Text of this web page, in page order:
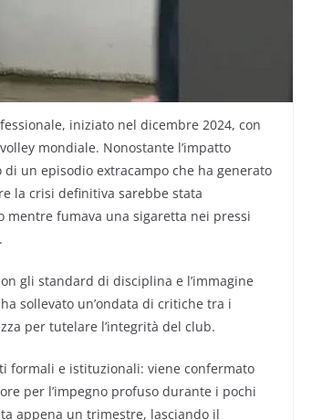
iniziato nel dicembre 2024, con
mondiale. Nonostante l’impatto
un episodio extracampo che ha generato
la crisi definitiva sarebbe stata
mentre fumava una sigaretta nei pressi
gli standard di disciplina e l’immagine
sollevato un’ondata di critiche tra i
per tutelare l’integrità del club.
formali e istituzionali: viene confermato
per l’impegno profuso durante i pochi
appena un trimestre, lasciando il